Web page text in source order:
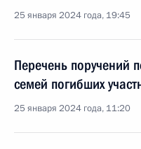
25 января 2024 года, 19:45
Перечень поручений
семей погибших
25 января 2024 года, 11:20